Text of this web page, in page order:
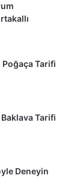
Poğaça Tarifi
Baklava Tarifi
Deneyin